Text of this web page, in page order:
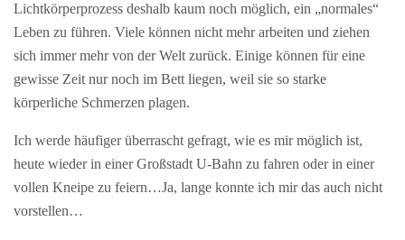
Lichtkörperprozess deshalb kaum noch möglich, ein „normales“
Leben zu führen. Viele können nicht mehr arbeiten und ziehen
sich immer mehr von der Welt zurück. Einige können für eine
gewisse Zeit nur noch im Bett liegen, weil sie so starke
körperliche Schmerzen plagen.
Ich werde häufiger überrascht gefragt, wie es mir möglich ist,
heute wieder in einer Großstadt U-Bahn zu fahren oder in einer
vollen Kneipe zu feiern…Ja, lange konnte ich mir das auch nicht
vorstellen…